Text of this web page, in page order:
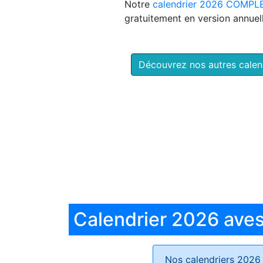
Notre calendrier 2026
gratuitement en version
Découvrez nos autres
Calendrier 2026
Nos calendriers